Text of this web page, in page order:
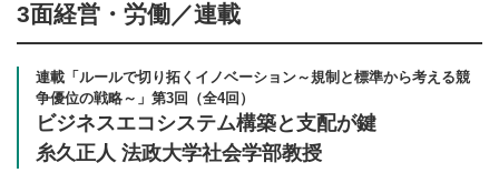
3面経営・労働／連載
連載「ルールで切り拓くイノベーション～規制と標準から考える競
争優位の戦略～」第3回（全4回）
ビジネスエコシステム構築と支配が鍵
糸久正人 法政大学社会学部教授